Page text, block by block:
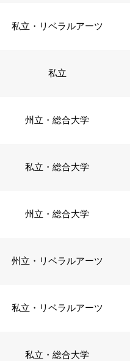
私立・リベラルアーツ
私立
州立・総合大学
私立・総合大学
州立・総合大学
州立・リベラルアーツ
私立・リベラルアーツ
私立・総合大学